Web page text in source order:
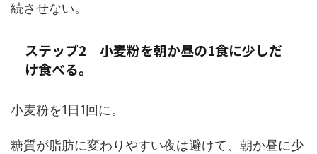
続させない。
ステップ2 小麦粉を朝か昼の1食に少しだ
け食べる。
小麦粉を1日1回に。
糖質が脂肪に変わりやすい夜は避けて、朝か昼に少